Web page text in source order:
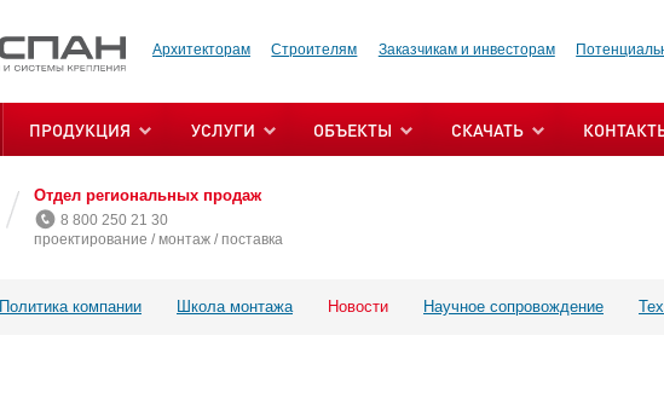
Архитекторам Строителям Заказчикам и инвесторам
ПРОДУКЦИЯ УСЛУГИ ОБЪЕКТЫ СКАЧАТЬ
Отдел региональных продаж
8 800 250 21 30
проектирование / монтаж / поставка
Политика компании Школа монтажа Новости Научное сопровождение